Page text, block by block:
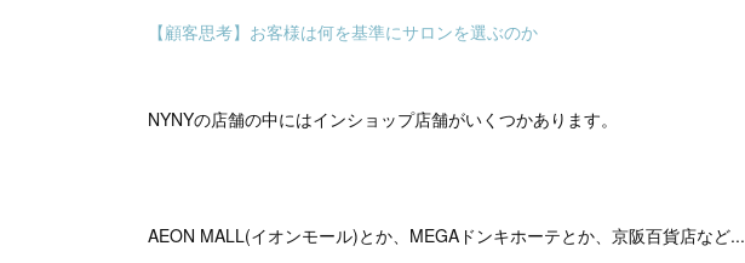
【顧客思考】お客様は何を基準にサロンを選ぶのか
NYNYの店舗の中にはインショップ店舗がいくつかあります。
AEON MALL(イオンモール)とか、MEGAドンキホーテとか、京阪百貨店など...